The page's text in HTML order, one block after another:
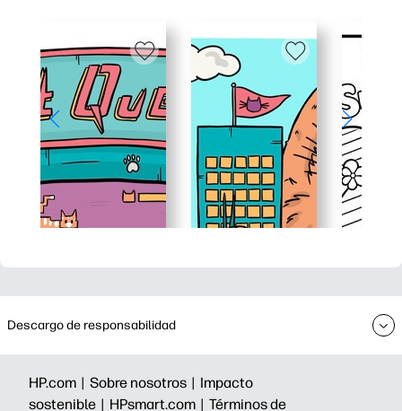
Descargo de responsabilidad
HP.com | Sobre nosotros | Impacto
sostenible | HPsmart.com | Términos de